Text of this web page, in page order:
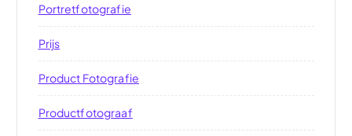
Portretfotografie
Prijs
Product Fotografie
Productfotograaf